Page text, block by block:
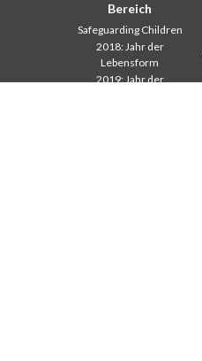
Bereich
Safeguarding Children
2018: Jahr der
Lebensform
2019: Jahr der